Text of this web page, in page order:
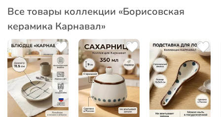
Все товары коллекции «Борисовская
керамика Карнавал»